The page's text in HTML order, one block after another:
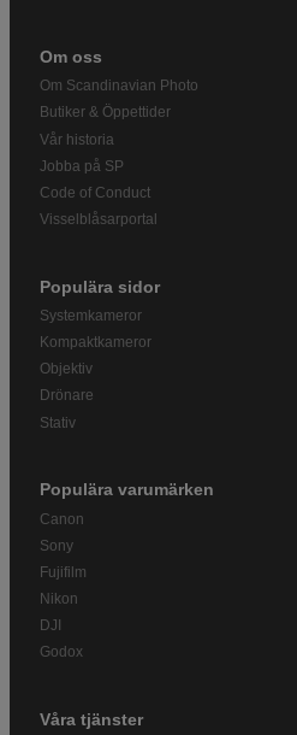
Om oss
Om Scandinavian Photo
Butiker & Öppettider
Vår historia
Jobba på SP
Code of Conduct
Visselblåsarportal
Populära sidor
Systemkameror
Kompaktkameror
Objektiv
Drönare
Stativ
Populära varumärken
Canon
Sony
Fujifilm
Nikon
DJI
Godox
Våra tjänster